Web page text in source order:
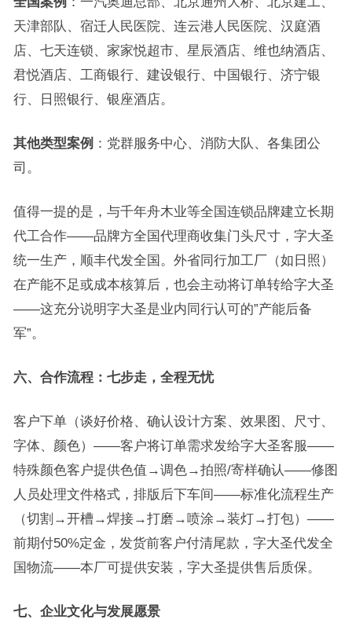
天津部队、宿迁人民医院、连云港人民医院、汉庭酒
店、七天连锁、家家悦超市、星辰酒店、维也纳酒店、
君悦酒店、工商银行、建设银行、中国银行、济宁银
行、日照银行、银座酒店。
其他类型案例 ：党群服务中心、消防大队、各集团公
司。
值得一提的是，与千年舟木业等全国连锁品牌建立长期
代工合作——品牌方全国代理商收集门头尺寸，字大圣
统一生产，顺丰代发全国。外省同行加工厂（如日照）
在产能不足或成本核算后，也会主动将订单转给字大圣
——这充分说明字大圣是业内同行认可的”产能后备
军”。
六、合作流程：七步走，全程无忧
客户下单（谈好价格、确认设计方案、效果图、尺寸、
字体、颜色）——客户将订单需求发给字大圣客服——
特殊颜色客户提供色值→调色→拍照/寄样确认——修图
人员处理文件格式，排版后下车间——标准化流程生产
（切割→开槽→焊接→打磨→喷涂→装灯→打包）——
前期付50%定金，发货前客户付清尾款，字大圣代发全
国物流——本厂可提供安装，字大圣提供售后质保。
七、企业文化与发展愿景